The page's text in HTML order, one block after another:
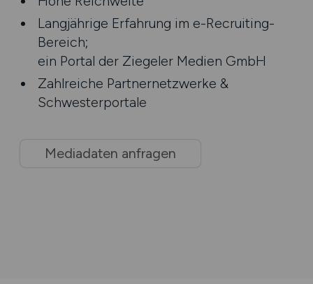
Langjährige Erfahrung im e-Recruiting-
Bereich;
ein Portal der Ziegeler Medien GmbH
Zahlreiche Partnernetzwerke &
Schwesterportale
Mediadaten anfragen